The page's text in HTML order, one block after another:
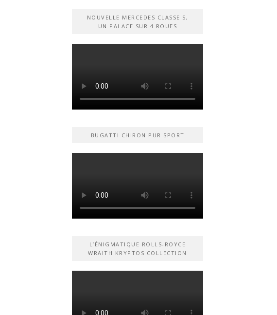
NOUVELLE MERCEDES CLASSE S,
UN PALACE SUR 4 ROUES
BUGATTI CHIRON PUR SPORT
L’ÉNIGMATIQUE ROLLS-ROYCE
WRAITH KRYPTOS COLLECTION